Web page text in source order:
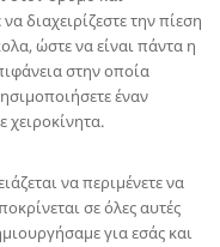
διαχειρίζεστε την πίεση
ώστε να είναι πάντα η
στην οποία
έναν
χειροκίνητα.
να περιμένετε να
σε όλες αυτές
για εσάς και